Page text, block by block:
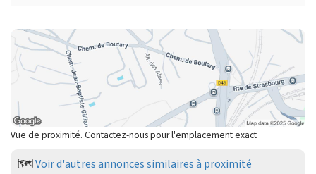
Vue de proximité. Contactez-nous pour l'emplacement exact
🗺️Voir d'autres annonces similaires à proximité